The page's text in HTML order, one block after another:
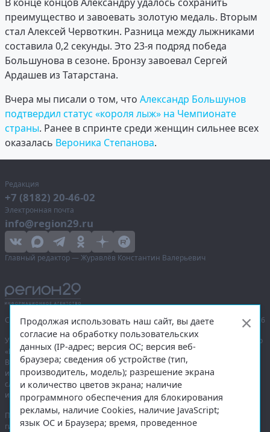
преимущество и завоевать золотую медаль. Вторым
стал Алексей Червоткин. Разница между лыжниками
составила 0,2 секунды. Это 23-я подряд победа
Большунова в сезоне. Бронзу завоевал Сергей
Ардашев из Татарстана.
Вчера мы писали о том, что Александр Большунов
подтвердил статус «короля лыж» на Чемпионате
страны. Ранее в спринте среди женщин сильнее всех
оказалась Вероника Степанова.
Редакция
+7 (8182) 20-46-02
Электронная почта
info@region29.ru
Главный редактор — Журавлёв Константин Валерьевич
Сетевое издание «Информационное агентство Регион 29»,
© 2016–2026
Учредитель — общество с ограниченной ответственностью «Агентство
«Правда Севера».
Выписка из реестра зарегистрированных средств массовой
информации:ЭЛ № ФС 77-74226от 09.11.2018 выдано Федеральной
службой по надзору в сфере связи, информационных технологий
и массовых коммуникаций (Роскомнадзор).
При полном или частичном использовании любых материалов
гиперссылка на region29.ruобязательна. Копирование материалов без
Продолжая использовать наш сайт, вы даете
согласие на обработку пользовательских
данных (IP-адрес; версия ОС; версия веб-
браузера; сведения об устройстве (тип,
производитель, модель); разрешение экрана
и количество цветов экрана; наличие
программного обеспечения для блокирования
рекламы, наличие Cookies, наличие JavaScript;
язык ОС и Браузера; время, проведенное